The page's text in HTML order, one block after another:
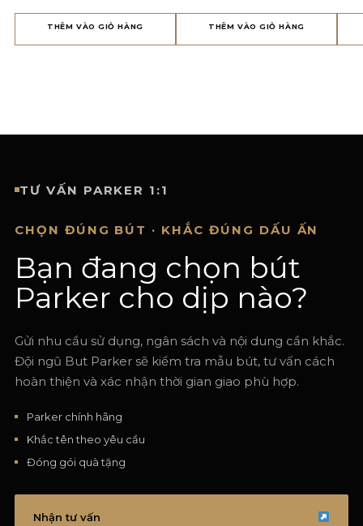
THÊM VÀO GIỎ HÀNG THÊM VÀO GIỎ HÀNG
TƯ VẤN PARKER 1:1
CHỌN ĐÚNG BÚT · KHẮC ĐÚNG DẤU ẤN
Bạn đang chọn bút
Parker cho dịp nào?
Gửi nhu cầu sử dụng, ngân sách và nội dung cần khắc.
Đội ngũ But Parker sẽ kiểm tra mẫu bút, tư vấn cách
hoàn thiện và xác nhận thời gian giao phù hợp.
Parker chính hãng
Khắc tên theo yêu cầu
Đóng gói quà tặng
Nhận tư vấn